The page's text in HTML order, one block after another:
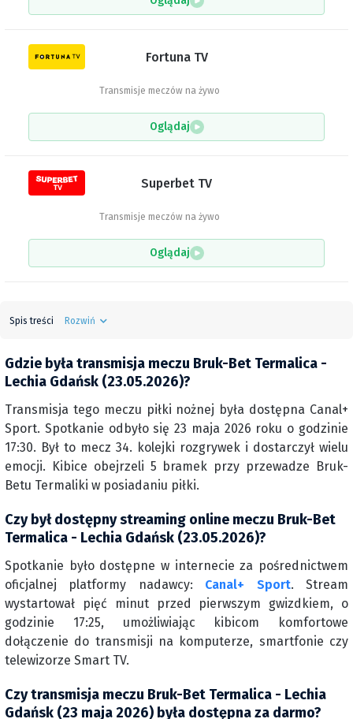
Fortuna TV
Transmisje meczów na żywo
Oglądaj
Superbet TV
Transmisje meczów na żywo
Oglądaj
Spis treści Rozwiń
Gdzie była transmisja meczu Bruk-Bet Termalica -
Lechia Gdańsk (23.05.2026)?
Transmisja tego meczu piłki nożnej była dostępna Canal+
Sport. Spotkanie odbyło się 23 maja 2026 roku o godzinie
17:30. Był to mecz 34. kolejki rozgrywek i dostarczył wielu
emocji. Kibice obejrzeli 5 bramek przy przewadze Bruk-
Betu Termaliki w posiadaniu piłki.
Czy był dostępny streaming online meczu Bruk-Bet
Termalica - Lechia Gdańsk (23.05.2026)?
Spotkanie było dostępne w internecie za pośrednictwem
oficjalnej platformy nadawcy: Canal+ Sport. Stream
wystartował pięć minut przed pierwszym gwizdkiem, o
godzinie 17:25, umożliwiając kibicom komfortowe
dołączenie do transmisji na komputerze, smartfonie czy
telewizorze Smart TV.
Czy transmisja meczu Bruk-Bet Termalica - Lechia
Gdańsk (23 maja 2026) była dostępna za darmo?